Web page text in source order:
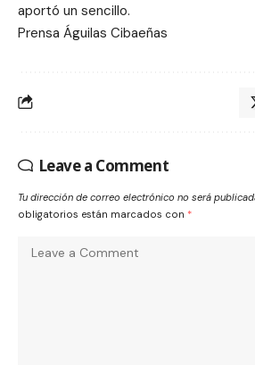
aportó un sencillo.
Prensa Águilas Cibaeñas
Leave a Comment
Tu dirección de correo electrónico no será
obligatorios están marcados con *